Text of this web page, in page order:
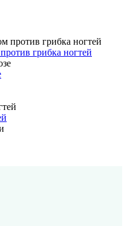
грибка ногтей